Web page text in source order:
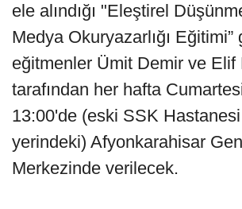
ele alındığı "Eleştirel
Medya Okuryazarlığı Eğitimi”
eğitmenler Ümit Demir ve Elif
tarafından her hafta
13:00'de (eski SSK Hastanesi
yerindeki) Afyonkarahisar
Merkezinde verilecek.